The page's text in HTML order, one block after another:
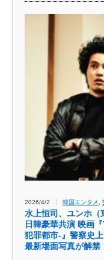
2026/4/2 韓国エンタメ
水上恒司、ユンホ（
日韓豪華共演 映画
犯罪都市-』警察史
最新場面写真が解禁